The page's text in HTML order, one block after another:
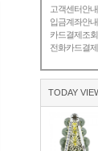
고객센터안내
입금계좌안내
카드결제조회
전화카드결제
TODAY